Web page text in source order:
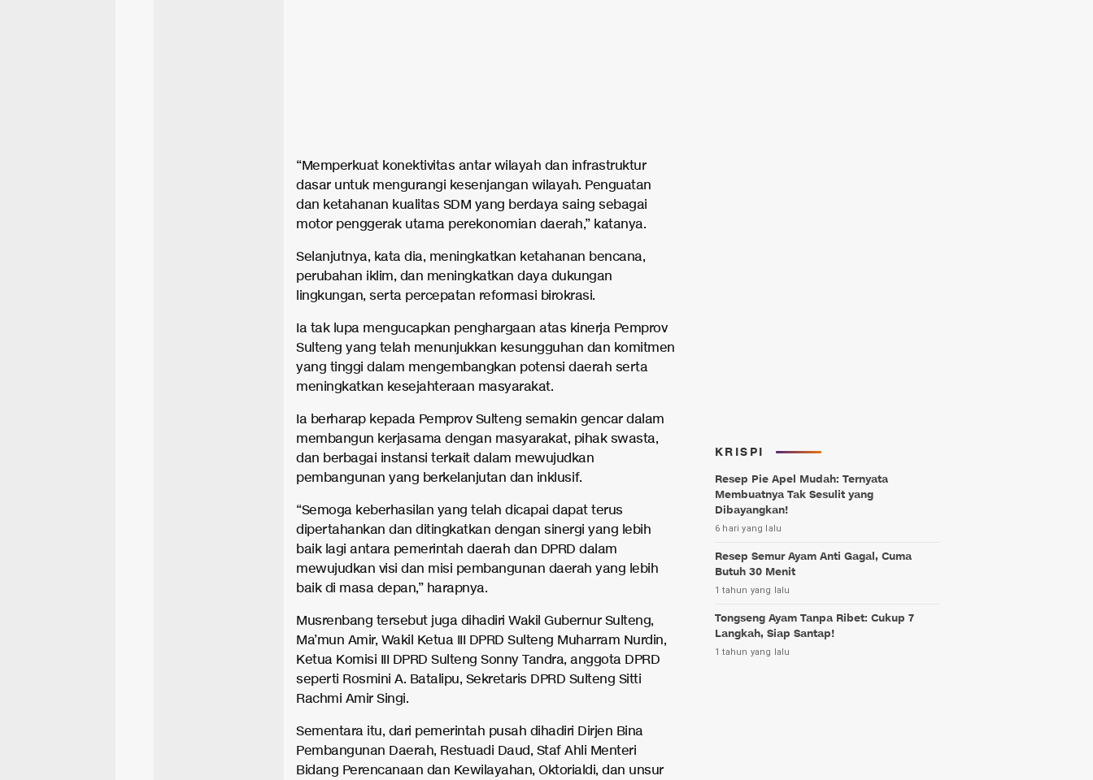
“Memperkuat konektivitas antar wilayah dan infrastruktur
dasar untuk mengurangi kesenjangan wilayah. Penguatan
dan ketahanan kualitas SDM yang berdaya saing sebagai
motor penggerak utama perekonomian daerah,” katanya.
Selanjutnya, kata dia, meningkatkan ketahanan bencana,
perubahan iklim, dan meningkatkan daya dukungan
lingkungan, serta percepatan reformasi birokrasi.
Ia tak lupa mengucapkan penghargaan atas kinerja Pemprov
Sulteng yang telah menunjukkan kesungguhan dan komitmen
yang tinggi dalam mengembangkan potensi daerah serta
meningkatkan kesejahteraan masyarakat.
Ia berharap kepada Pemprov Sulteng semakin gencar dalam
membangun kerjasama dengan masyarakat, pihak swasta,
dan berbagai instansi terkait dalam mewujudkan
pembangunan yang berkelanjutan dan inklusif.
“Semoga keberhasilan yang telah dicapai dapat terus
dipertahankan dan ditingkatkan dengan sinergi yang lebih
baik lagi antara pemerintah daerah dan DPRD dalam
mewujudkan visi dan misi pembangunan daerah yang lebih
baik di masa depan,” harapnya.
Musrenbang tersebut juga dihadiri Wakil Gubernur Sulteng,
Ma’mun Amir, Wakil Ketua III DPRD Sulteng Muharram Nurdin,
Ketua Komisi III DPRD Sulteng Sonny Tandra, anggota DPRD
seperti Rosmini A. Batalipu, Sekretaris DPRD Sulteng Sitti
Rachmi Amir Singi.
Sementara itu, dari pemerintah pusah dihadiri Dirjen Bina
Pembangunan Daerah, Restuadi Daud, Staf Ahli Menteri
Bidang Perencanaan dan Kewilayahan, Oktorialdi, dan unsur
KRISPI
Resep Pie Apel Mudah: Ternyata
Membuatnya Tak Sesulit yang
Dibayangkan!
6 hari yang lalu
Resep Semur Ayam Anti Gagal, Cuma
Butuh 30 Menit
1 tahun yang lalu
Tongseng Ayam Tanpa Ribet: Cukup 7
Langkah, Siap Santap!
1 tahun yang lalu